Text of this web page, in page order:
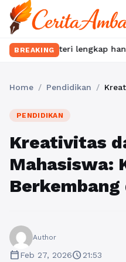
BREAKING
hanya di
Home / Pendidikan /
PENDIDIKAN
Kreativitas
Mahasiswa:
Author
calendar_todayFeb 27, 2026schedule21:53